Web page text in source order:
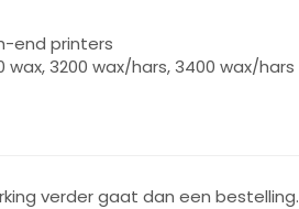
end printers
wax, 3200 wax/hars, 3400 wax/hars
verder gaat dan een bestelling.